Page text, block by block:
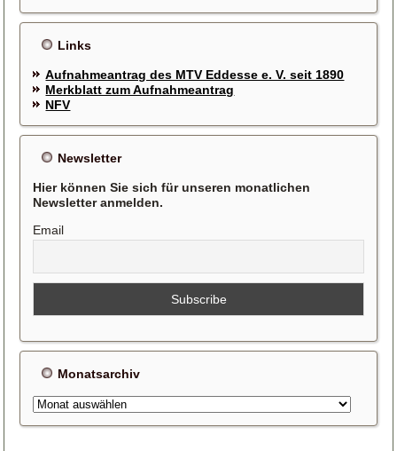
Links
Aufnahmeantrag des MTV Eddesse e. V. seit 1890
Merkblatt zum Aufnahmeantrag
NFV
Newsletter
Hier können Sie sich für unseren monatlichen
Newsletter anmelden.
Email
Monatsarchiv
Monatsarchiv